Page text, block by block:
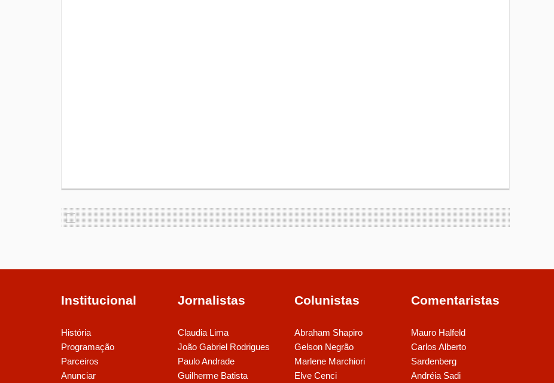
Institucional
História
Programação
Parceiros
Anunciar
Jornalistas
Claudia Lima
João Gabriel Rodrigues
Paulo Andrade
Guilherme Batista
Colunistas
Abraham Shapiro
Gelson Negrão
Marlene Marchiori
Elve Cenci
Comentaristas
Mauro Halfeld
Carlos Alberto
Sardenberg
Andréia Sadi